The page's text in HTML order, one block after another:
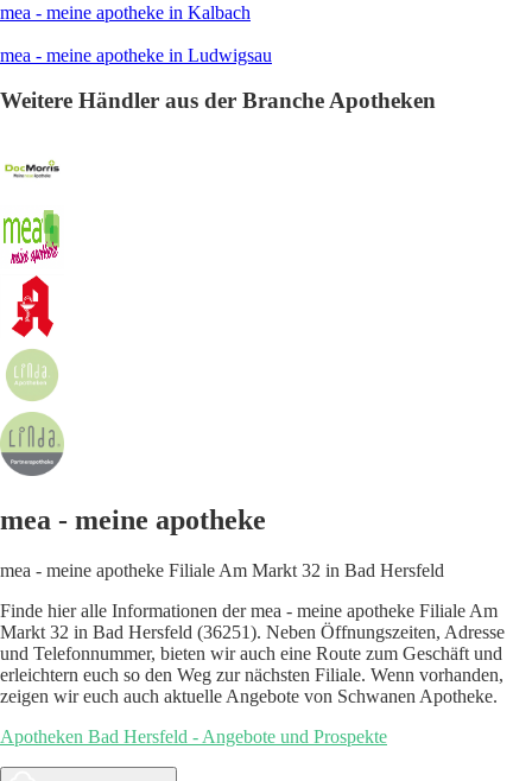
mea - meine apotheke in Kalbach
mea - meine apotheke in Ludwigsau
Weitere Händler aus der Branche Apotheken
mea - meine apotheke
mea - meine apotheke Filiale Am Markt 32 in Bad Hersfeld
Finde hier alle Informationen der mea - meine apotheke Filiale Am
Markt 32 in Bad Hersfeld (36251). Neben Öffnungszeiten, Adresse
und Telefonnummer, bieten wir auch eine Route zum Geschäft und
erleichtern euch so den Weg zur nächsten Filiale. Wenn vorhanden,
zeigen wir euch auch aktuelle Angebote von Schwanen Apotheke.
Apotheken Bad Hersfeld - Angebote und Prospekte